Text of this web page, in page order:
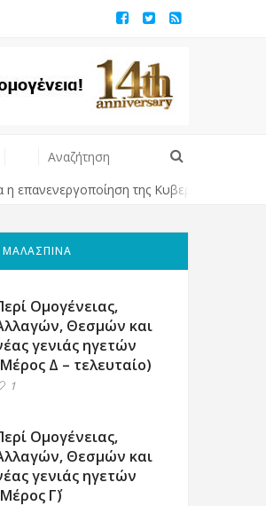
της Κυβερνητικής Επιτροπής
Ομογένειας,
Θεσμών και
γενιάς ηγετών
Δ – τελευταίο)
1
Ομογένειας,
Θεσμών και
γενιάς ηγετών
Γ΄)